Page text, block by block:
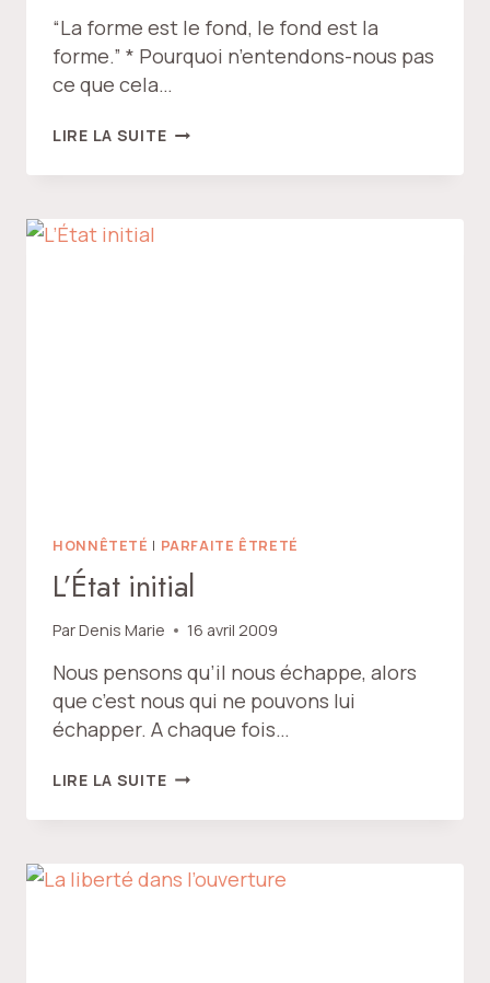
“La forme est le fond, le fond est la
forme.” * Pourquoi n’entendons-nous pas
ce que cela…
LIRE LA SUITECHÂTEAU
SABLE,
HONNÊTETÉ | PARFAITE ÊTRETÉ
L’État initial
ParDenis Marie 16 avril 2009
Nous pensons qu’il nous échappe, alors
que c’est nous qui ne pouvons lui
échapper. A chaque fois…
LIRE LA SUITEL’ÉTAT